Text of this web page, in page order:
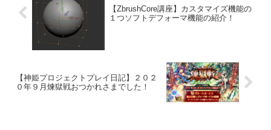
【ZbrushCore講座】カスタマイズ機能の
１つソフトデフォーマ機能の紹介！
【神姫プロジェクトプレイ日記】２０２
０年９月煉獄戦おつかれさまでした！